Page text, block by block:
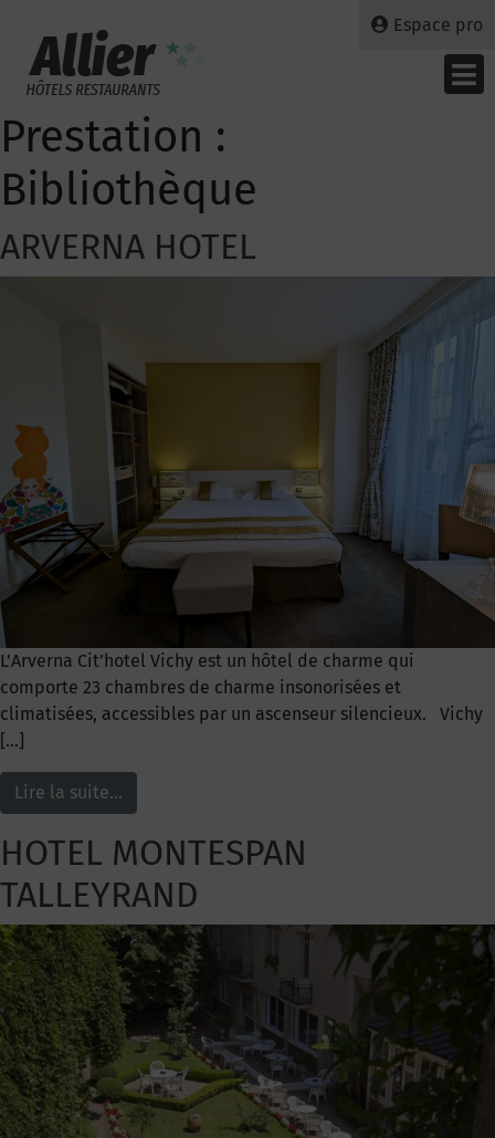
Espace pro
Prestation :
Bibliothèque
ARVERNA HOTEL
L’Arverna Cit’hotel Vichy est un hôtel de charme qui
comporte 23 chambres de charme insonorisées et
climatisées, accessibles par un ascenseur silencieux. Vichy
[…]
Lire la suite…
HOTEL MONTESPAN
TALLEYRAND